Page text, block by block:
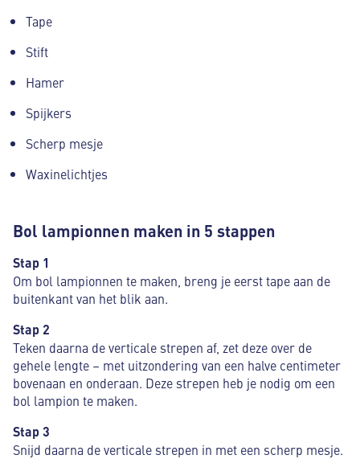
Tape
Stift
Hamer
Spijkers
Scherp mesje
Waxinelichtjes
Bol lampionnen maken in 5 stappen
Stap 1
Om bol lampionnen te maken, breng je eerst tape aan de
buitenkant van het blik aan.
Stap 2
Teken daarna de verticale strepen af, zet deze over de
gehele lengte – met uitzondering van een halve centimeter
bovenaan en onderaan. Deze strepen heb je nodig om een
bol lampion te maken.
Stap 3
Snijd daarna de verticale strepen in met een scherp mesje.